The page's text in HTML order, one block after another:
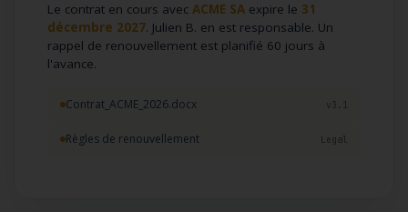
Le contrat en cours avec ACME SA expire le 31
décembre 2027. Julien B. en est responsable. Un
rappel de renouvellement est planifié 60 jours à
l'avance.
Contrat_ACME_2026.docx v3.1
Règles de renouvellement Legal